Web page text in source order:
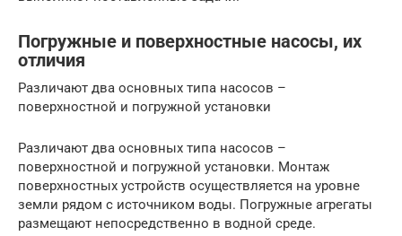
Погружные и поверхностные насосы, их
отличия
Различают два основных типа насосов –
поверхностной и погружной установки
Различают два основных типа насосов –
поверхностной и погружной установки. Монтаж
поверхностных устройств осуществляется на уровне
земли рядом с источником воды. Погружные агрегаты
размещают непосредственно в водной среде.